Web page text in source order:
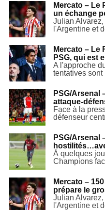
Mercato – Le
un échange
Julian
l'Argentine et
Mercato – Le
PSG, qui est
A l'approche
tentatives sont
PSG/Arsenal
attaque-
Face à la
défenseur
PSG/Arsenal
À quelques
Champions
Mercato –
prépare le
Julian
l'Argentine et